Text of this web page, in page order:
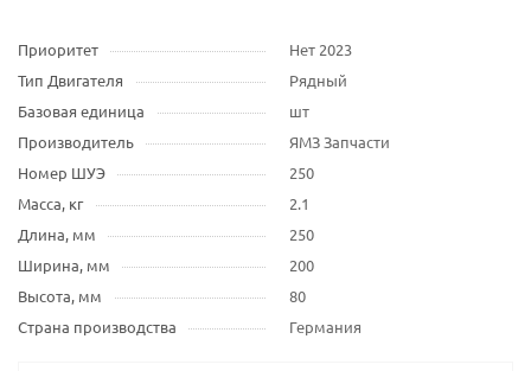
Приоритет
Нет 2023
Тип Двигателя
Рядный
Базовая единица
шт
Производитель
ЯМЗ Запчасти
Номер ШУЭ
250
Масса, кг
2.1
Длина, мм
250
Ширина, мм
200
Высота, мм
80
Страна производства
Германия